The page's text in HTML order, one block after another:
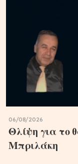
06/08/2026
Θλίψη για το
Μπριλάκη